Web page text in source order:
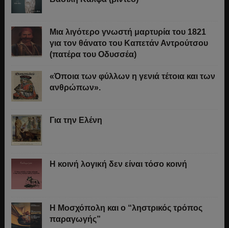
Μια λιγότερο γνωστή μαρτυρία του 1821
για τον θάνατο του Καπετάν Αντρούτσου
(πατέρα του Οδυσσέα)
«Όποια των φύλλων η γενιά τέτοια και των
ανθρώπων».
Για την Ελένη
Η κοινή λογική δεν είναι τόσο κοινή
Η Μοσχόπολη και ο “ληστρικός τρόπος
παραγωγής”